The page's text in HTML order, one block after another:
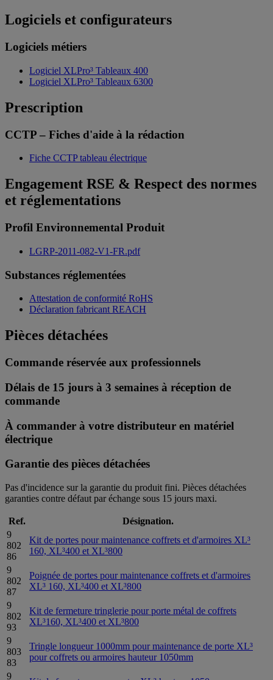
Logiciels et configurateurs
Logiciels métiers
Logiciel XLPro³ Tableaux 400
Logiciel XLPro³ Tableaux 6300
Prescription
CCTP – Fiches d'aide à la rédaction
Fiche CCTP tableau électrique
Engagement RSE & Respect des normes
et réglementations
Profil Environnemental Produit
LGRP-2011-082-V1-FR.pdf
Substances réglementées
Attestation de conformité RoHS
Déclaration fabricant REACH
Pièces détachées
Commande réservée aux professionnels
Délais de 15 jours à 3 semaines à réception de
commande
À commander à votre distributeur en matériel
électrique
Garantie des pièces détachées
Pas d'incidence sur la garantie du produit fini. Pièces détachées
garanties contre défaut par échange sous 15 jours maxi.
Ref.
Désignation.
9
802
86
Kit de portes pour maintenance coffrets et d'armoires XL³
160, XL³400 et XL³800
9
802
87
Poignée de portes pour maintenance coffrets et d'armoires
XL³ 160, XL³400 et XL³800
9
802
93
Kit de fermeture tringlerie pour porte métal de coffrets
XL³160, XL³400 et XL³800
9
803
83
Tringle longueur 1000mm pour maintenance de porte XL³
pour coffrets ou armoires hauteur 1050mm
9